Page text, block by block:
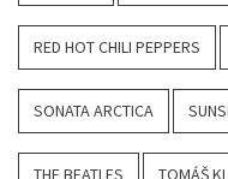
RED HOT CHILI PEPPERS
SONATA ARCTICA
THE BEATLES TOMÁŠ